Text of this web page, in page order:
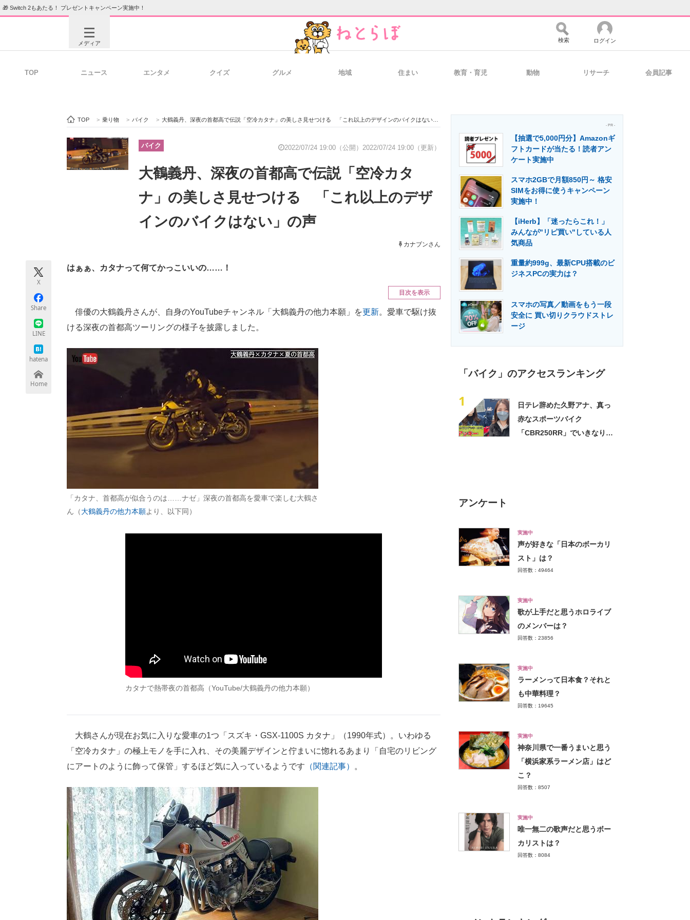
🎁 Switch 2もあたる！ プレゼントキャンペーン実施中！
メディア
ビジネスと働き方のヒント 経営リーダーのコミュニティ マーケ×ITの今がよく分かる
IT製品の技術・比較・事例 製造業のIT導入・活用を支援
エネルギーの専門メディア 建設×テクノロジーの最前線
検索 ログイン
TOP ニュース エンタメ クイズ グルメ 地域 住まい 教育・育児 動物 リサーチ 会員記事
TOP > 乗り物 > バイク > 大鶴義丹、深夜の首都高で伝説「空冷カタナ」の美しさ見せつける 「これ以上のデザインのバイクはない」の声
バイク 2022/07/24 19:00（公開） 2022/07/24 19:00（更新）
大鶴義丹、深夜の首都高で伝説「空冷カタ
ナ」の美しさ見せつける 「これ以上のデザ
インのバイクはない」の声
カナブンさん
X
Share
LINE
hatena
Home
はぁぁ、カタナって何てかっこいいの……！
目次を表示
俳優の大鶴義丹さんが、自身のYouTubeチャンネル「大鶴義丹の他力本願」を更新。愛車で駆け抜
ける深夜の首都高ツーリングの様子を披露しました。
「カタナ、首都高が似合うのは……ナゼ」深夜の首都高を愛車で楽しむ大鶴さ
ん（大鶴義丹の他力本願より、以下同）
カタナで熱帯夜の首都高（YouTube/大鶴義丹の他力本願）
大鶴さんが現在お気に入りな愛車の1つ「スズキ・GSX-1100S カタナ」（1990年式）。いわゆる
「空冷カタナ」の極上モノを手に入れ、その美麗デザインと佇まいに惚れるあまり「自宅のリビング
にアートのように飾って保管」するほど気に入っているようです （関連記事） 。
- PR -
【抽選で5,000円分】Amazonギ
フトカードが当たる！読者アン
ケート実施中
スマホ2GBで月額850円～ 格安
SIMをお得に使うキャンペーン
実施中！
【iHerb】「迷ったらこれ！」
みんなが"リピ買い"している人
気商品
重量約999g、最新CPU搭載のビ
ジネスPCの実力は？
スマホの写真／動画をもう一段
安全に 買い切りクラウドストレ
ージ
「バイク」のアクセスランキング
1
日テレ辞めた久野アナ、真っ
赤なスポーツバイク
「CBR250RR」でいきなりは
アンケート
実施中
声が好きな「日本のボーカリ
スト」は？
回答数：49464
実施中
歌が上手だと思うホロライブ
のメンバーは？
回答数：23856
実施中
ラーメンって日本食？それと
も中華料理？
回答数：19645
実施中
神奈川県で一番うまいと思う
「横浜家系ラーメン店」はど
こ？
回答数：8507
実施中
唯一無二の歌声だと思うボー
カリストは？
回答数：8084